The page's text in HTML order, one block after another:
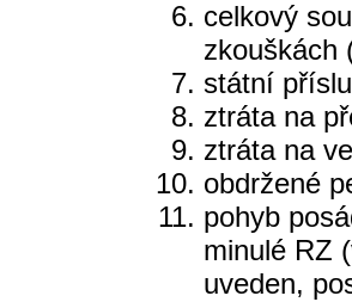
celkový
zkouškách
státní
ztráta na
ztráta na
obdržené
pohyb
minulé RZ
uveden,